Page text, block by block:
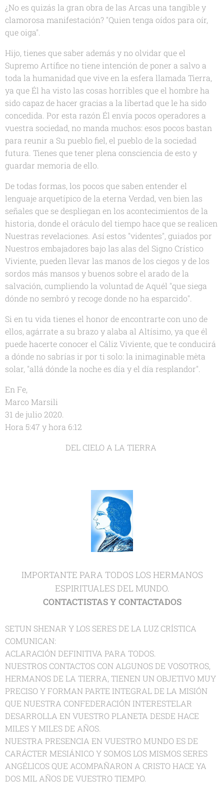
¿No es quizás la gran obra de las Arcas una tangible y
clamorosa manifestación? "Quien tenga oídos para oír,
que oiga".
Hijo, tienes que saber además y no olvidar que el
Supremo Artífice no tiene intención de poner a salvo a
toda la humanidad que vive en la esfera llamada Tierra,
ya que Él ha visto las cosas horribles que el hombre ha
sido capaz de hacer gracias a la libertad que le ha sido
concedida. Por esta razón Él envía pocos operadores a
vuestra sociedad, no manda muchos: esos pocos bastan
para reunir a Su pueblo fiel, el pueblo de la sociedad
futura. Tienes que tener plena consciencia de esto y
guardar memoria de ello.
De todas formas, los pocos que saben entender el
lenguaje arquetípico de la eterna Verdad, ven bien las
señales que se despliegan en los acontecimientos de la
historia, donde el oráculo del tiempo hace que se realicen
Nuestras revelaciones. Así estos "videntes", guiados por
Nuestros embajadores bajo las alas del Signo Crístico
Viviente, pueden llevar las manos de los ciegos y de los
sordos más mansos y buenos sobre el arado de la
salvación, cumpliendo la voluntad de Aquél "que siega
dónde no sembró y recoge donde no ha esparcido".
Si en tu vida tienes el honor de encontrarte con uno de
ellos, agárrate a su brazo y alaba al Altísimo, ya que él
puede hacerte conocer el Cáliz Viviente, que te conducirá
a dónde no sabrías ir por ti solo: la inimaginable mèta
solar, "allá dónde la noche es día y el día resplandor".
En Fe,
Marco Marsili
31 de julio 2020.
Hora 5:47 y hora 6:12
DEL CIELO A LA TIERRA
IMPORTANTE PARA TODOS LOS HERMANOS
ESPIRITUALES DEL MUNDO.
CONTACTISTAS Y CONTACTADOS
SETUN SHENAR Y LOS SERES DE LA LUZ CRÍSTICA
COMUNICAN:
ACLARACIÓN DEFINITIVA PARA TODOS.
NUESTROS CONTACTOS CON ALGUNOS DE VOSOTROS,
HERMANOS DE LA TIERRA, TIENEN UN OBJETIVO MUY
PRECISO Y FORMAN PARTE INTEGRAL DE LA MISIÓN
QUE NUESTRA CONFEDERACIÓN INTERESTELAR
DESARROLLA EN VUESTRO PLANETA DESDE HACE
MILES Y MILES DE AÑOS.
NUESTRA PRESENCIA EN VUESTRO MUNDO ES DE
CARÁCTER MESIÁNICO Y SOMOS LOS MISMOS SERES
ANGÉLICOS QUE ACOMPAÑARON A CRISTO HACE YA
DOS MIL AÑOS DE VUESTRO TIEMPO.